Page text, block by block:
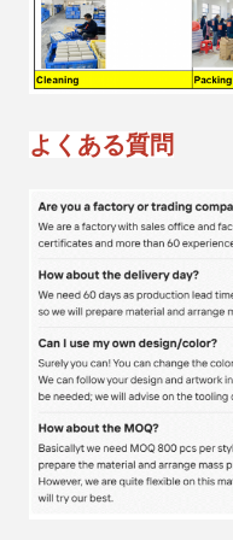
よくある質問